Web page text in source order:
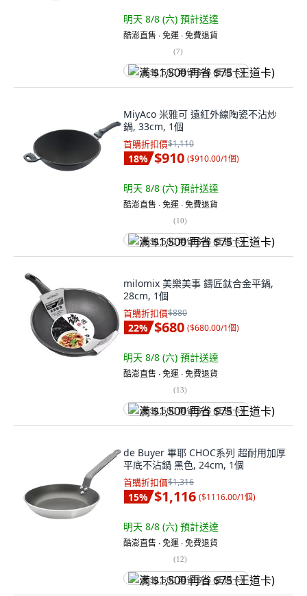
明天 8/8 (六) 預計送達
酷澎直售 ∙ 免運 ∙ 免費退貨
(7)
满 $1,500 再省 $75 (王道卡)
MiyAco 米雅可 遠紅外線陶瓷不沾炒
鍋, 33cm, 1個
首購折扣價$1,110
18% $910 ($910.00/1個)
明天 8/8 (六) 預計送達
酷澎直售 ∙ 免運 ∙ 免費退貨
(10)
满 $1,500 再省 $75 (王道卡)
milomix 美樂美事 鑄匠鈦合金平鍋,
28cm, 1個
首購折扣價$880
22% $680 ($680.00/1個)
明天 8/8 (六) 預計送達
酷澎直售 ∙ 免運 ∙ 免費退貨
(13)
满 $1,500 再省 $75 (王道卡)
de Buyer 畢耶 CHOC系列 超耐用加厚
平底不沾鍋 黑色, 24cm, 1個
首購折扣價$1,316
15% $1,116 ($1116.00/1個)
明天 8/8 (六) 預計送達
酷澎直售 ∙ 免運 ∙ 免費退貨
(12)
满 $1,500 再省 $75 (王道卡)